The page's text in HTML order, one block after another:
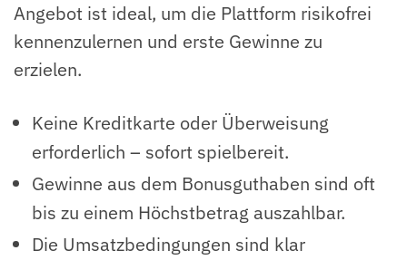
Angebot ist ideal, um die Plattform risikofrei
kennenzulernen und erste Gewinne zu
erzielen.
Keine Kreditkarte oder Überweisung
erforderlich – sofort spielbereit.
Gewinne aus dem Bonusguthaben sind oft
bis zu einem Höchstbetrag auszahlbar.
Die Umsatzbedingungen sind klar